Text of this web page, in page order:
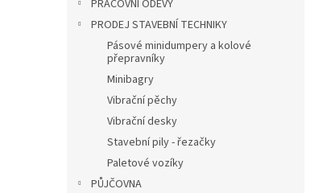
PRACOVNÍ ODĚVY
PRODEJ STAVEBNÍ TECHNIKY
Pásové minidumpery a kolové
přepravníky
Minibagry
Vibrační pěchy
Vibrační desky
Stavební pily - řezačky
Paletové vozíky
PŮJČOVNA